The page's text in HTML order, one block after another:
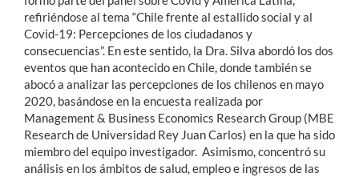
refiriéndose al tema “Chile frente al estallido social y al
Covid-19: Percepciones de los ciudadanos y
consecuencias”. En este sentido, la Dra. Silva abordó los dos
eventos que han acontecido en Chile, donde también se
abocó a analizar las percepciones de los chilenos en mayo
2020, basándose en la encuesta realizada por
Management & Business Economics Research Group (MBE
Research de Universidad Rey Juan Carlos) en la que ha sido
miembro del equipo investigador. Asimismo, concentró su
análisis en los ámbitos de salud, empleo e ingresos de las